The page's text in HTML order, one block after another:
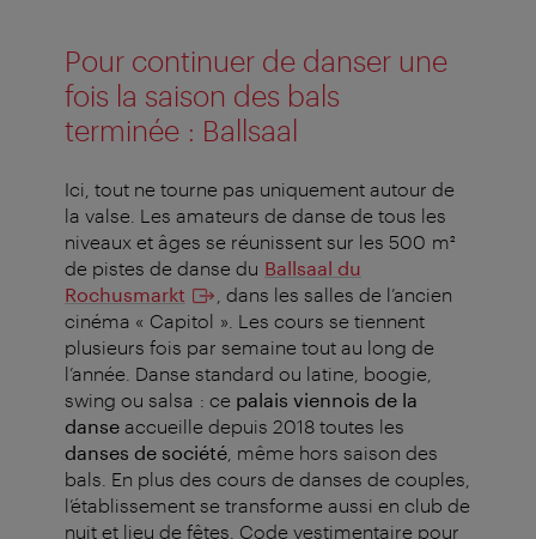
Pour continuer de danser une
fois la saison des bals
terminée : Ballsaal
Ici, tout ne tourne pas uniquement autour de
la valse. Les amateurs de danse de tous les
niveaux et âges se réunissent sur les 500 m²
de pistes de danse du Ballsaal du
Rochusmarkt
, dans les salles de l’ancien
cinéma « Capitol ». Les cours se tiennent
plusieurs fois par semaine tout au long de
l’année. Danse standard ou latine, boogie,
swing ou salsa : ce palais viennois de la
danse accueille depuis 2018 toutes les
danses de société , même hors saison des
bals. En plus des cours de danses de couples,
l’établissement se transforme aussi en club de
nuit et lieu de fêtes. Code vestimentaire pour